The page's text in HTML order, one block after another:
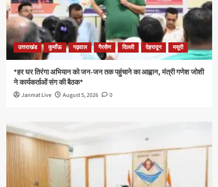
उत्तराखंड कुमाँऊ गढ़वाल गैरसैण दिल्ली देहरादून मसूरी
*हर घर तिरंगा अभियान को जन-जन तक पहुंचाने का आह्वान, मंत्री गणेश जोशी
ने कार्यकर्ताओं संग की बैठक*
Janmat Live August 5, 2026 0